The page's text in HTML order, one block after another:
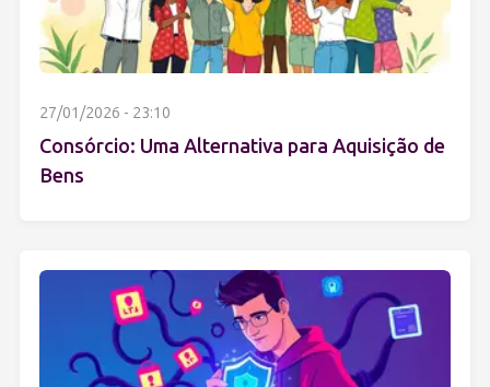
27/01/2026 - 23:10
Consórcio: Uma Alternativa para Aquisição de
Bens